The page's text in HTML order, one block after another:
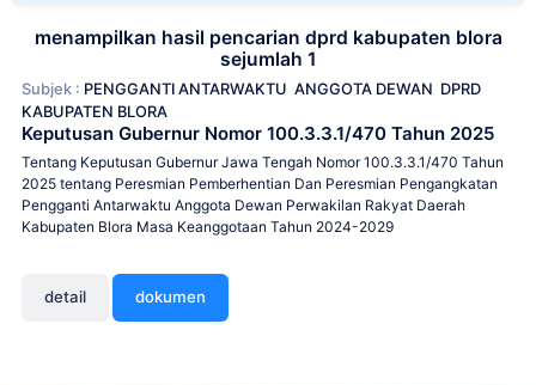
menampilkan hasil pencarian dprd kabupaten blora
sejumlah 1
Subjek : PENGGANTI ANTARWAKTU ANGGOTA DEWAN DPRD
KABUPATEN BLORA
Keputusan Gubernur Nomor 100.3.3.1/470 Tahun 2025
Tentang Keputusan Gubernur Jawa Tengah Nomor 100.3.3.1/470 Tahun
2025 tentang Peresmian Pemberhentian Dan Peresmian Pengangkatan
Pengganti Antarwaktu Anggota Dewan Perwakilan Rakyat Daerah
Kabupaten Blora Masa Keanggotaan Tahun 2024-2029
detail dokumen